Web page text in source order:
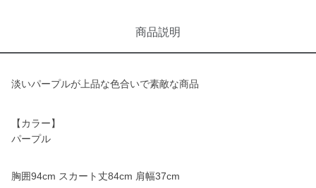
商品説明
淡いパープルが上品な色合いで素敵な商品
【カラー】
パープル
胸囲94cm スカート丈84cm 肩幅37cm